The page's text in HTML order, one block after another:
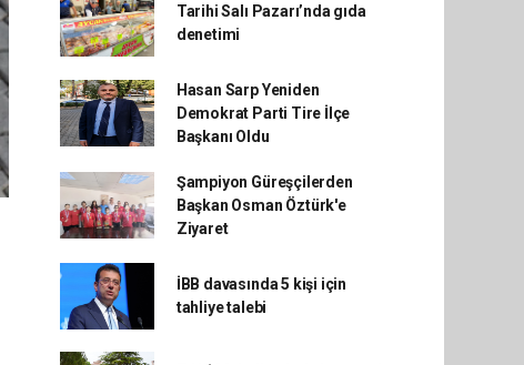
Tarihi Salı Pazarı’nda gıda
denetimi
Hasan Sarp Yeniden
Demokrat Parti Tire İlçe
Başkanı Oldu
Şampiyon Güreşçilerden
Başkan Osman Öztürk'e
Ziyaret
İBB davasında 5 kişi için
tahliye talebi